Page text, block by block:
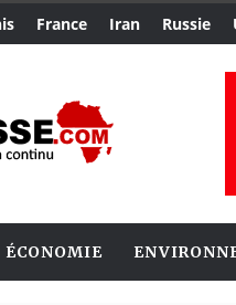
France Iran Russie
ÉCONOMIE